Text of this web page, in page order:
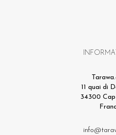
11 quai di
34300